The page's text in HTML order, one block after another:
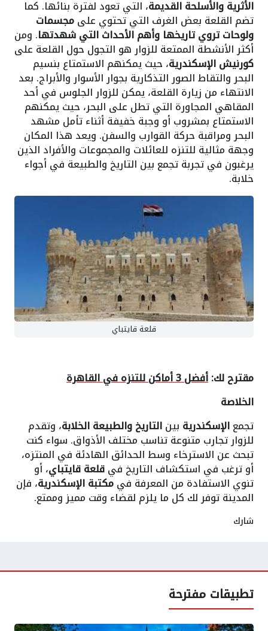
الأثرية والأسلحة القديمة، التي تعود لفترة بنائها. كما
تضم القلعة بعض الغرف التي تحتوي علىمجسمات
ولوحات تروي تاريخها وأهم الأحداث التي شهدتها. ومن
أكثر الأنشطة الممتعة للزوار هو التجول حول القلعة على
كورنيش الإسكندرية، حيث يمكنهم الاستمتاع بنسيم
البحر والتقاط الصور التذكارية بجوار الأسوار والأبراج. بعد
الانتهاء من زيارة القلعة، يمكن للزوار الجلوس في أحد
المقاهي المجاورة التي تطل على البحر، حيث يمكنهم
الاستمتاع بمشروب أو وجبة خفيفة أثناء تأمل مشهد
البحر ومراقبة حركة القوارب والسفن. ويعد هذا المكان
وجهة مثالية للتنزه للعائلات والمجموعات والأفراد الذين
يرغبون في تجربة تجمع بين التاريخ والطبيعة في أجواء
خلابة.
قلعة قايتباي
مقترح لك:أفضل 3 أماكن للتنزه في القاهرة
الخلاصة
تجمعالإسكندرية بينالتاريخ والطبيعة الخلابة، وتقدم
للزوار تجارب متنوعة تناسب مختلف الأذواق. سواء كنت
تبحث عن الاسترخاء وسط الحدائق الهادئة في المنتزه،
أو ترغب في استكشاف التاريخ فيقلعة قايتباي، أو
تنوي الاستفادة من المعرفة فيمكتبة الإسكندرية، فإن
المدينة توفر لك كل ما يلزم لقضاء وقت مميز وممتع.
شارك
تطبيقات مفترحة